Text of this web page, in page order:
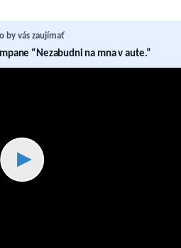
by vás zaujímať
“Nezabudni na mna v aute.”
▶